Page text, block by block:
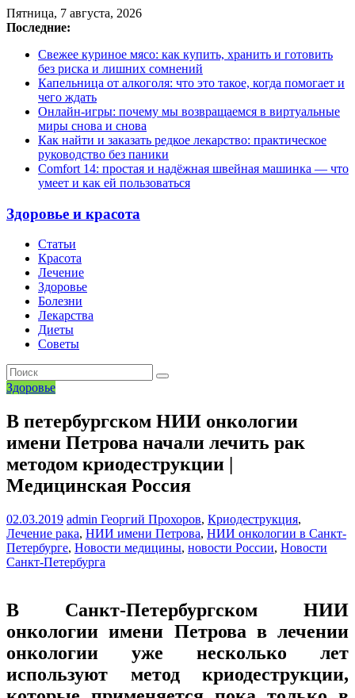
Пятница, 7 августа, 2026
Последние:
Свежее куриное мясо: как купить, хранить и готовить
без риска и лишних сомнений
Капельница от алкоголя: что это такое, когда помогает и
чего ждать
Онлайн-игры: почему мы возвращаемся в виртуальные
миры снова и снова
Как найти и заказать редкое лекарство: практическое
руководство без паники
Comfort 14: простая и надёжная швейная машинка — что
умеет и как ей пользоваться
Здоровье и красота
Статьи
Красота
Лечение
Здоровье
Болезни
Лекарства
Диеты
Советы
Здоровье
В петербургском НИИ онкологии
имени Петрова начали лечить рак
методом криодеструкции |
Медицинская Россия
02.03.2019 admin Георгий Прохоров, Криодеструкция,
Лечение рака, НИИ имени Петрова, НИИ онкологии в Санкт-
Петербурге, Новости медицины, новости России, Новости
Санкт-Петербурга
В Санкт-Петербургском НИИ
онкологии имени Петрова в лечении
онкологии уже несколько лет
используют метод криодеструкции,